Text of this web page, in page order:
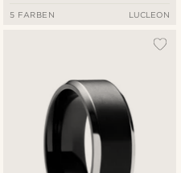
5 FARBEN LUCLEON